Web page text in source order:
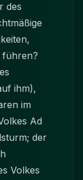
des
führen?
ihm),
im
Ad
der
Volkes